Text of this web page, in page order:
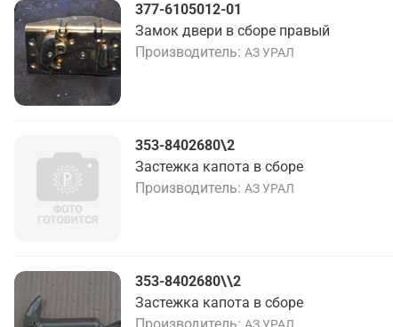
377-6105012-01
Замок двери в сборе правый
Производитель АЗ УРАЛ
353-8402680\2
Застежка капота в сборе
Производитель АЗ УРАЛ
353-8402680\\2
Застежка капота в сборе